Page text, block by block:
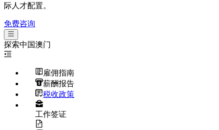
际人才配置。
免费咨询
探索中国澳门
雇佣指南
薪酬报告
税收政策
工作签证